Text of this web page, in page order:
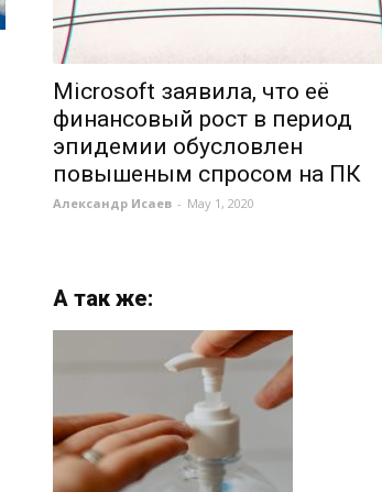
Microsoft заявила, что её
финансовый рост в период
эпидемии обусловлен
повышеным спросом на ПК
Александр Исаев - May 1, 2020
А так же: